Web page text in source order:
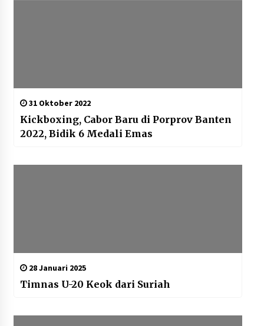
31 Oktober 2022
Kickboxing, Cabor Baru di Porprov Banten
2022, Bidik 6 Medali Emas
28 Januari 2025
Timnas U-20 Keok dari Suriah